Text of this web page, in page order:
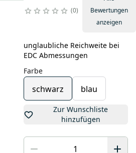
0
Bewertungen
anzeigen
unglaubliche Reichweite bei
EDC Abmessungen
Farbe
schwarz blau
Zur Wunschliste
hinzufügen